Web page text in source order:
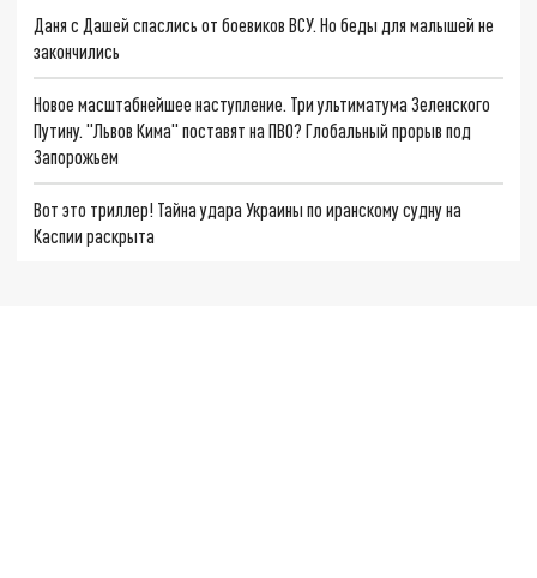
Даня с Дашей спаслись от боевиков ВСУ. Но беды для малышей не
закончились
Новое масштабнейшее наступление. Три ультиматума Зеленского
Путину. "Львов Кима" поставят на ПВО? Глобальный прорыв под
Запорожьем
Вот это триллер! Тайна удара Украины по иранскому судну на
Каспии раскрыта